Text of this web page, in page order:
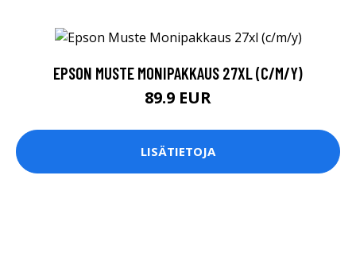
EPSON MUSTE MONIPAKKAUS 27XL (C/M/Y)
89.9 EUR
LISÄTIETOJA